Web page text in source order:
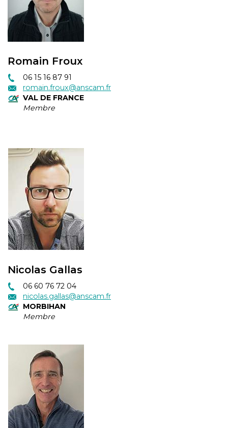
Romain Froux
06 15 16 87 91
romain.froux@anscam.fr
VAL DE FRANCE
Membre
Nicolas Gallas
06 60 76 72 04
nicolas.gallas@anscam.fr
MORBIHAN
Membre